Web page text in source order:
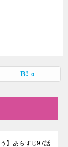
0
】あらすじ97話